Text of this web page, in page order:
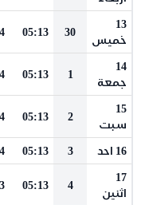
13
خميس
30
05:13
14
جمعة
1
05:13
15
سبت
2
05:13
16 احد 3
05:13
17
اثنين
4
05:13